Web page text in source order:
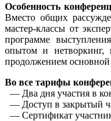
Особенность
Вместо общих
мастер-классы от
программе
опытом и нетворкинг,
продолжением основной
Во все тарифы
— Два дня участия в
— Доступ в закрытый
— Сертификат